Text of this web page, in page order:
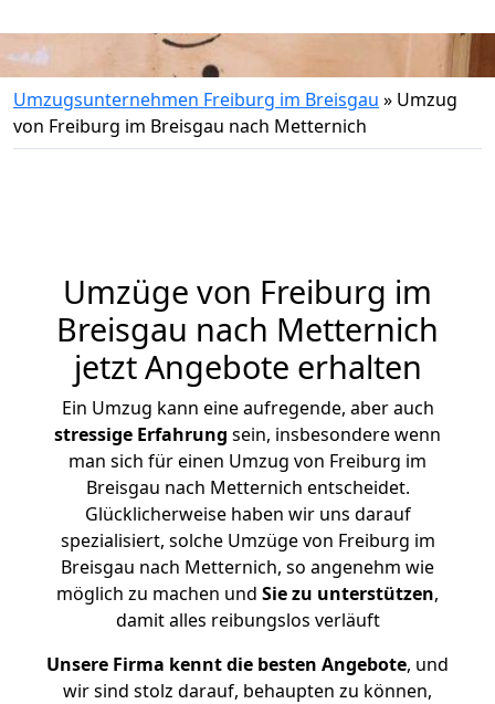
Umzugsunternehmen Freiburg im Breisgau » Umzug
von Freiburg im Breisgau nach Metternich
Umzüge von Freiburg im
Breisgau nach Metternich
jetzt Angebote erhalten
Ein Umzug kann eine aufregende, aber auch
stressige Erfahrung sein, insbesondere wenn
man sich für einen Umzug von Freiburg im
Breisgau nach Metternich entscheidet.
Glücklicherweise haben wir uns darauf
spezialisiert, solche Umzüge von Freiburg im
Breisgau nach Metternich, so angenehm wie
möglich zu machen und Sie zu unterstützen,
damit alles reibungslos verläuft
Unsere Firma kennt die besten Angebote, und
wir sind stolz darauf, behaupten zu können,